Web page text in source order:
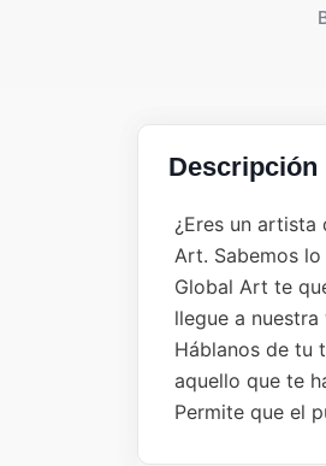
Descripción
¿Eres un
Art. Sabemos
Global Art te
llegue a nuestra
Háblanos de tu
aquello que te
Permite que el